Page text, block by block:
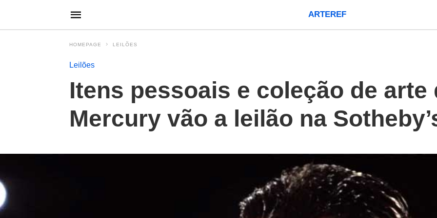
ARTEREF
HOMEPAGE LEILÕES
Leilões
Itens pessoais e coleção de arte
Mercury vão a leilão na